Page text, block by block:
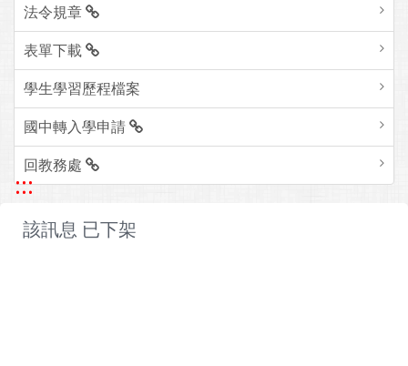
法令規章
表單下載
學生學習歷程檔案
國中轉入學申請
回教務處
:::
該訊息 已下架